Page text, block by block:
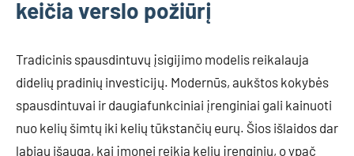
keičia verslo požiūrį
Tradicinis spausdintuvų įsigijimo modelis reikalauja
didelių pradinių investicijų. Modernūs, aukštos kokybės
spausdintuvai ir daugiafunkciniai įrenginiai gali kainuoti
nuo kelių šimtų iki kelių tūkstančių eurų. Šios išlaidos dar
labiau išauga, kai įmonei reikia kelių įrenginių, o ypač